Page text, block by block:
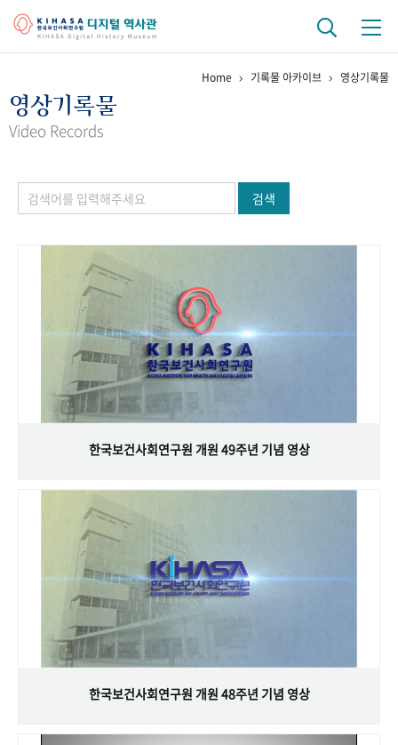
걸어온 길 기관 변천사
정책과 연구 키워드로 보는 연구 역사
연구자들
기록물 아카이브
사진 아카이브 문서 기록물 행정박물 영상 기록물
주년 기념
성과 50선 숫자로 보는 50년
VR 역사관
Home 기록물 아카이브 영상기록물
영상기록물
Video Records
검색
한국보건사회연구원 개원 49주년 기념 영상
한국보건사회연구원 개원 48주년 기념 영상